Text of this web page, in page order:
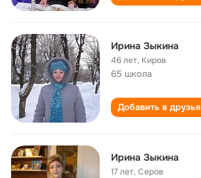
Ирина Зыкина
46 лет, Киров
65 школа
Добавить в друзья
Ирина Зыкина
17 лет,Серов